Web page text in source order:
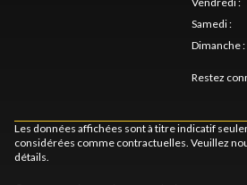
Samedi:
Dimanche:
Restez
Les données affichées sont à titre indicatif
considérées comme contractuelles. Veuillez
détails.